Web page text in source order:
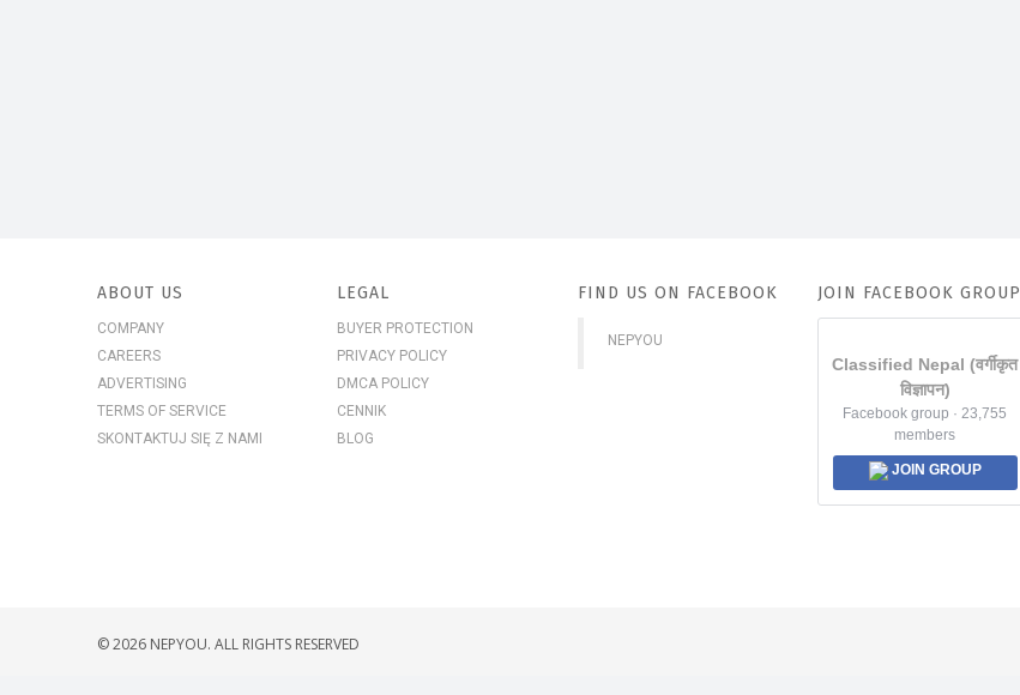
ABOUT US
COMPANY
CAREERS
ADVERTISING
TERMS OF SERVICE
SKONTAKTUJ SIĘ Z NAMI
LEGAL
BUYER PROTECTION
PRIVACY POLICY
DMCA POLICY
CENNIK
BLOG
FIND US ON FACEBOOK
NEPYOU
JOIN FACEBOOK GROUP
Classified Nepal (वर्गीकृत
विज्ञापन)
Facebook group · 23,755
members
JOIN GROUP
© 2026 NEPYOU. ALL RIGHTS RESERVED